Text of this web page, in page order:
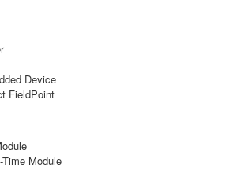
Device
FieldPoint
Module